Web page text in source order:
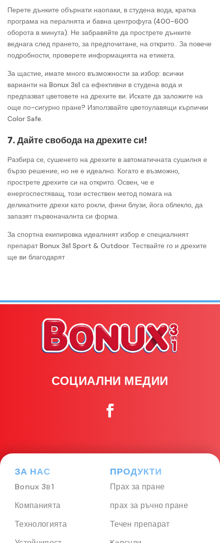
Перете дънките обърнати наопаки, в студена вода, кратка
програма на пералнята и бавна центрофуга (400-600
оборота в минута). Не забравяйте да прострете дънките
веднага след прането, за предпочитане, на открито.. За повече
подробности, проверете информацията на етикета.
За щастие, имате много възможности за избор: всички
варианти на Bonux 3в1 са ефективни в студена вода и
предпазват цветовете на дрехите ви. Искате да заложите на
още по-сигурно пране? Използвайте цветоулавящи кърпички
Color Safe.
7. Дайте свобода на дрехите си!
Разбира се, сушенето на дрехите в автоматичната сушилня е
бързо решение, но не е идеално. Когато е възможно,
прострете дрехите си на открито. Освен, че е
енергоспестяващ, този естествен метод помага на
деликатните дрехи като рокли, фини блузи, йога облекло, да
запазят първоначалнта си форма.
За спортна екипировка идеалният избор е специалният
препарат Bonux 3в1 Sport & Outdoor. Тествайте го и дрехите
ще ви благодарят
СОЦИАЛНИ МЕДИИ
ЗА НАС
Bonux 3в1
Компанията
Технологията
ПРОДУКТИ
Прах за пране
прах за ръчно пране
Течен препарат